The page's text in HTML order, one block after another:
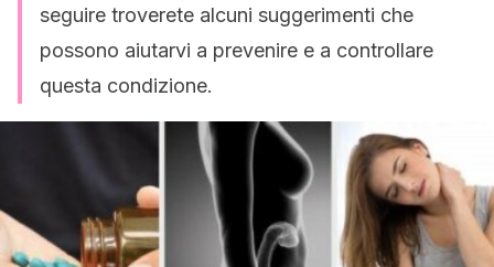
seguire troverete alcuni suggerimenti che
possono aiutarvi a prevenire e a controllare
questa condizione.